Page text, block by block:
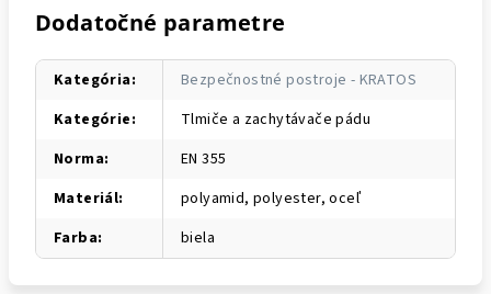
Dodatočné parametre
Kategória:
Bezpečnostné postroje - KRATOS
Kategórie:
Tlmiče a zachytávače pádu
Norma:
EN 355
Materiál:
polyamid, polyester, oceľ
Farba: biela